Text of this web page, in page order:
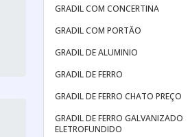
GRADIL COM CONCERTINA
GRADIL COM PORTĂO
GRADIL DE ALUMINIO
GRADIL DE FERRO
GRADIL DE FERRO CHATO PREÇO
GRADIL DE FERRO GALVANIZADO
ELETROFUNDIDO